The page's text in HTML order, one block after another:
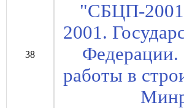
38
"СБЦП-
2001.
Федерации.
работы в